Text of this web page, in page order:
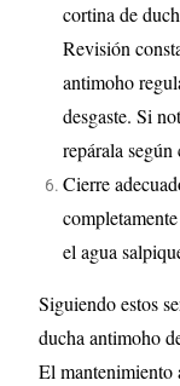
cortina de
Revisión
antimoho
desgaste. Si
repárala según
Cierre
el agua
Siguiendo estos
ducha antimoho
El mantenimiento